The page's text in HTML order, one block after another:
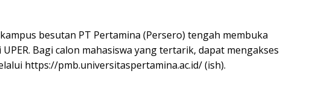
besutan PT Pertamina (Persero) tengah membuka
Bagi calon mahasiswa yang tertarik, dapat mengakses
https://pmb.universitaspertamina.ac.id/ (ish).